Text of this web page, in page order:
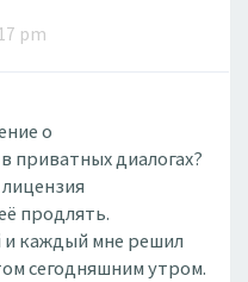
pm
о
приватных диалогах?
продлять.
и каждый мне решил
сегодняшним утром.